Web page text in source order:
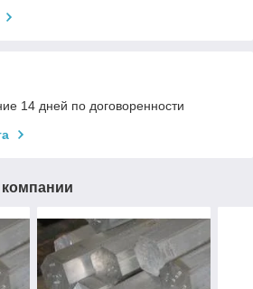
14 дней по договоренности